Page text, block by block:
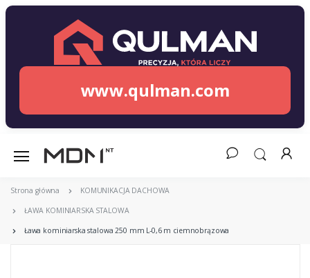
www.qulman.com
Strona główna KOMUNIKACJA DACHOWA
ŁAWA KOMINIARSKA STALOWA
Ława kominiarska stalowa 250 mm L-0,6 m ciemnobrązowa